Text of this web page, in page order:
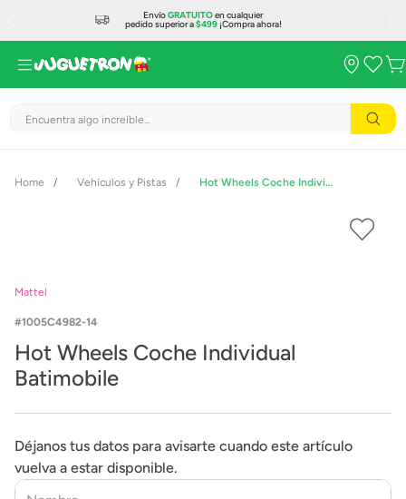
EnvíoGRATUITOen cualquier
pedido superior a$499¡Compra ahora!
Encuentra algo increíble...
Vehículos y Pistas Hot Wheels Coche Individual Batimobile
Mattel
1005C4982-14
Hot Wheels Coche Individual
Batimobile
Déjanos tus datos para avisarte cuando este artículo
vuelva a estar disponible.